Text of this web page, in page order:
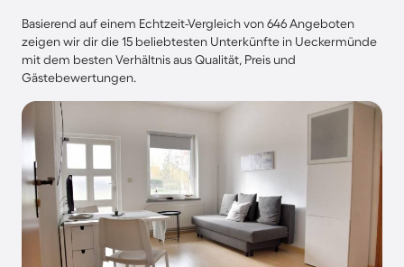
Basierend auf einem Echtzeit-Vergleich von 646 Angeboten
zeigen wir dir die 15 beliebtesten Unterkünfte in Ueckermünde
mit dem besten Verhältnis aus Qualität, Preis und
Gästebewertungen.